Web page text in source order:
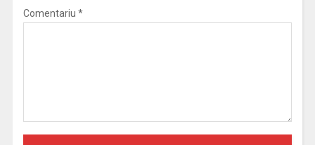
Comentariu *